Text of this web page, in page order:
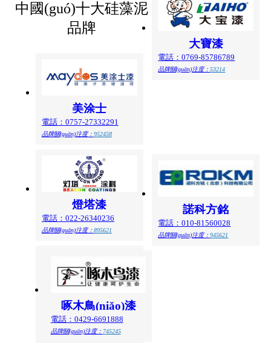
大寶漆
電話：0769-85786789
品牌關(guān)注度：53214
中國(guó)十大硅藻泥
品牌
美涂士
電話：0757-27332291
品牌關(guān)注度： 952458
諾科方銘
電話：010-81560028
品牌關(guān)注度：945621
燈塔漆
電話：022-26340236
品牌關(guān)注度： 895621
啄木鳥(niǎo)漆
電話：0429-6691888
品牌關(guān)注度： 745245